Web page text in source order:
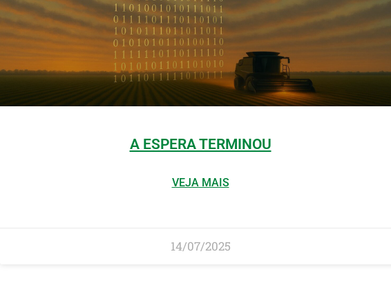
A ESPERA TERMINOU
VEJA MAIS
14/07/2025